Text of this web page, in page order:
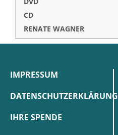
CD
RENATE WAGNER
IMPRESSUM
DATENSCHUTZERKLÄRUNG
IHRE SPENDE